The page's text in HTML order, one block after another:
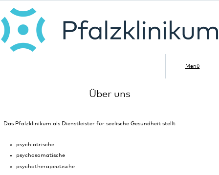
Menü
Über uns
Das Pfalzklinikum als Dienstleister für seelische Gesundheit stellt
psychiatrische
psychosomatische
psychotherapeutische